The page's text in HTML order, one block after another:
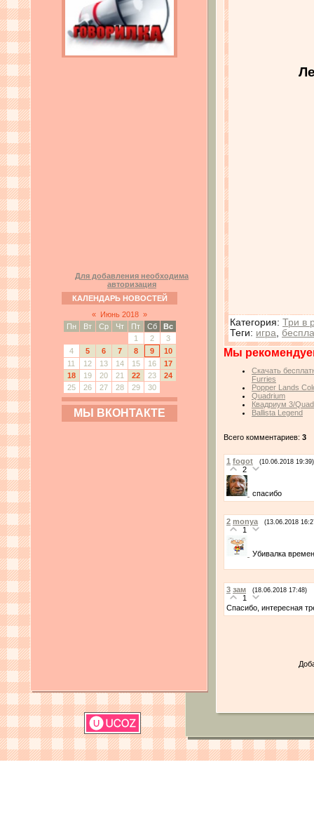
Для добавления необходима
авторизация
КАЛЕНДАРЬ НОВОСТЕЙ
«
Июнь 2018 »
Пн
Вт Ср Чт Пт Сб
Вс
1
2
3
4
5 6 7 8 9
10
11
12 13 14 15 16
17
18
19 20 21 22 23
24
25
26 27 28 29 30
МЫ ВКОНТАКТЕ
Категория: Три в
Теги: игра
Мы
Скачать
Furries
Popper Lands
Quadrium
Квадриум 3/
Ballista Legend
Всего комментариев: 3
1 fogot (10.06.2018 19:39)
2
спасибо
2 monya (13.06.2018
1
Убивалка
3 зам (18.06.2018 17:48)
1
Спасибо, интересная